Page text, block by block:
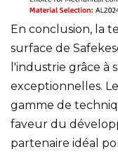
En conclusion, la
surface de
l'industrie grâce à
exceptionnelles.
gamme de
faveur du
partenaire idéal